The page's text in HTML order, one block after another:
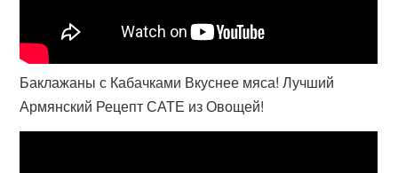
Баклажаны с Кабачками Вкуснее мяса! Лучший
Армянский Рецепт САТЕ из Овощей!